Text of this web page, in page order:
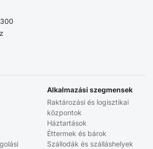
Alkalmazási szegmensek
Raktározási és logisztikai
központok
Háztartások
Éttermek és bárok
Szállodák és szálláshelyek